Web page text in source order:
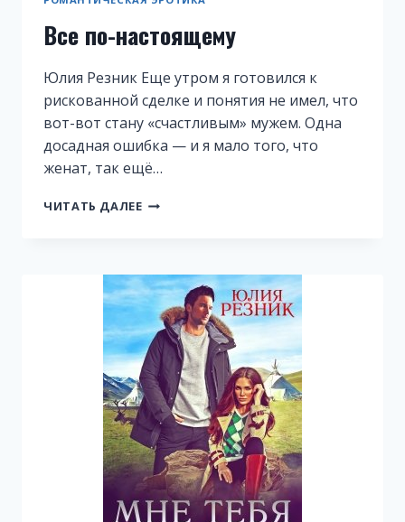
Все по-настоящему
Юлия Резник Еще утром я готовился к
рискованной сделке и понятия не имел, что
вот-вот стану «счастливым» мужем. Одна
досадная ошибка — и я мало того, что
женат, так ещё…
ЧИТАТЬ ДАЛЕЕ ВСЕ